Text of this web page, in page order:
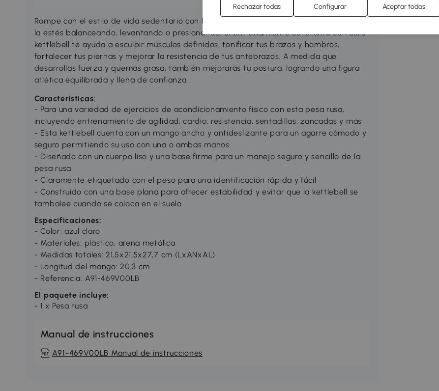
Rompe con el estilo de vida sedentario con la pesa rusa SPORTNOW de 8 kg. Ya sea que
la estés balanceando, levantando o presionando, el entrenamiento constante con esta
kettlebell te ayuda a esculpir músculos definidos, tonificar tus brazos y hombros,
fortalecer tus piernas y mejorar la resistencia de tus antebrazos. A medida que
desarrollas fuerza y quemas grasa, también mejorarás tu postura, logrando una figura
atlética equilibrada y llena de confianza.
Características:
- Para una variedad de ejercicios de acondicionamiento físico con esta pesa rusa,
incluyendo entrenamiento de agilidad, cardio, resistencia, sentadillas, zancadas y más
- Esta kettlebell cuenta con un mango ancho y antideslizante para un agarre cómodo y
seguro permitiendo su uso con una o ambas manos
- Diseñado con un cuerpo liso y una base firme para un manejo seguro y sencillo de la
pesa rusa
- Claramente etiquetado con el peso para una identificación rápida y fácil
- Construido con una base plana para ofrecer estabilidad y evitar que la kettlebell se
tambalee cuando se coloca en el suelo
Especificaciones:
- Color: azul claro
- Materiales: plástico, arena metálica
- Medidas totales: 21,5x21,5x27,7 cm (LxANxAL)
- Longitud del mango: 20,3 cm
- Referencia: A91-469V00LB
El paquete incluye:
- 1 x Pesa rusa
Manual de instrucciones
A91-469V00LB Manual de instrucciones
Rechazar todas Configurar Aceptar todas